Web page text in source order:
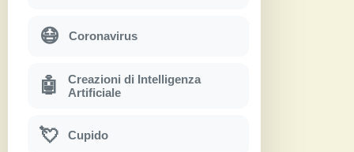
😷 Coronavirus
🤖
Creazioni di Intelligenza
Artificiale
💘 Cupido